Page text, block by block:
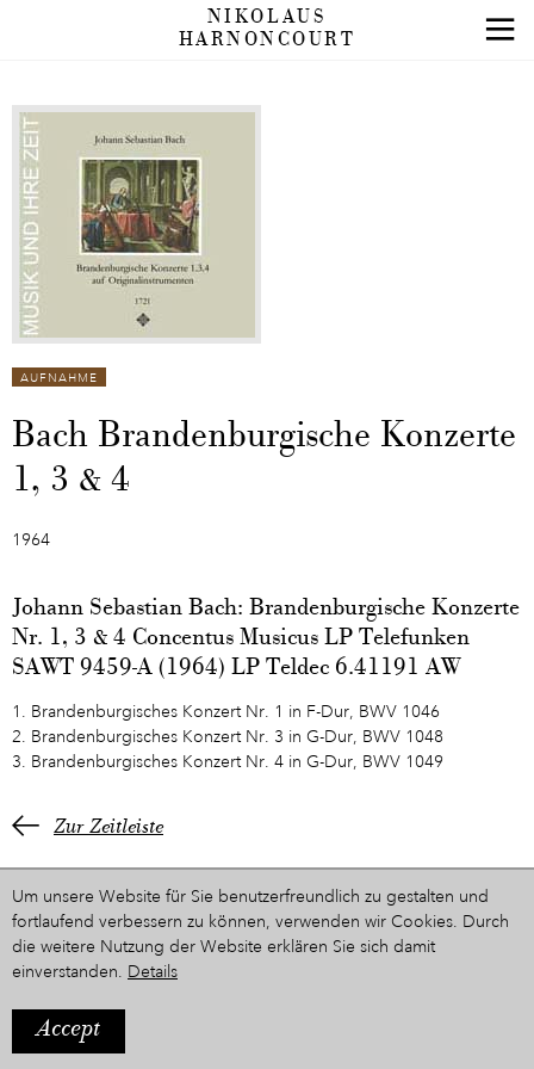
NIKOLAUS
HARNONCOURT
AUFNAHME
Bach Brandenburgische Konzerte
1, 3 & 4
1964
Johann Sebastian Bach: Brandenburgische Konzerte
Nr. 1, 3 & 4 Concentus Musicus LP Telefunken
SAWT 9459-A (1964) LP Teldec 6.41191 AW
1. Brandenburgisches Konzert Nr. 1 in F-Dur, BWV 1046
2. Brandenburgisches Konzert Nr. 3 in G-Dur, BWV 1048
3. Brandenburgisches Konzert Nr. 4 in G-Dur, BWV 1049
Zur Zeitleiste
Ein Projekt aus dem Hause
Um unsere Website für Sie benutzerfreundlich zu gestalten und
fortlaufend verbessern zu können, verwenden wir Cookies. Durch
die weitere Nutzung der Website erklären Sie sich damit
einverstanden. Details
Accept